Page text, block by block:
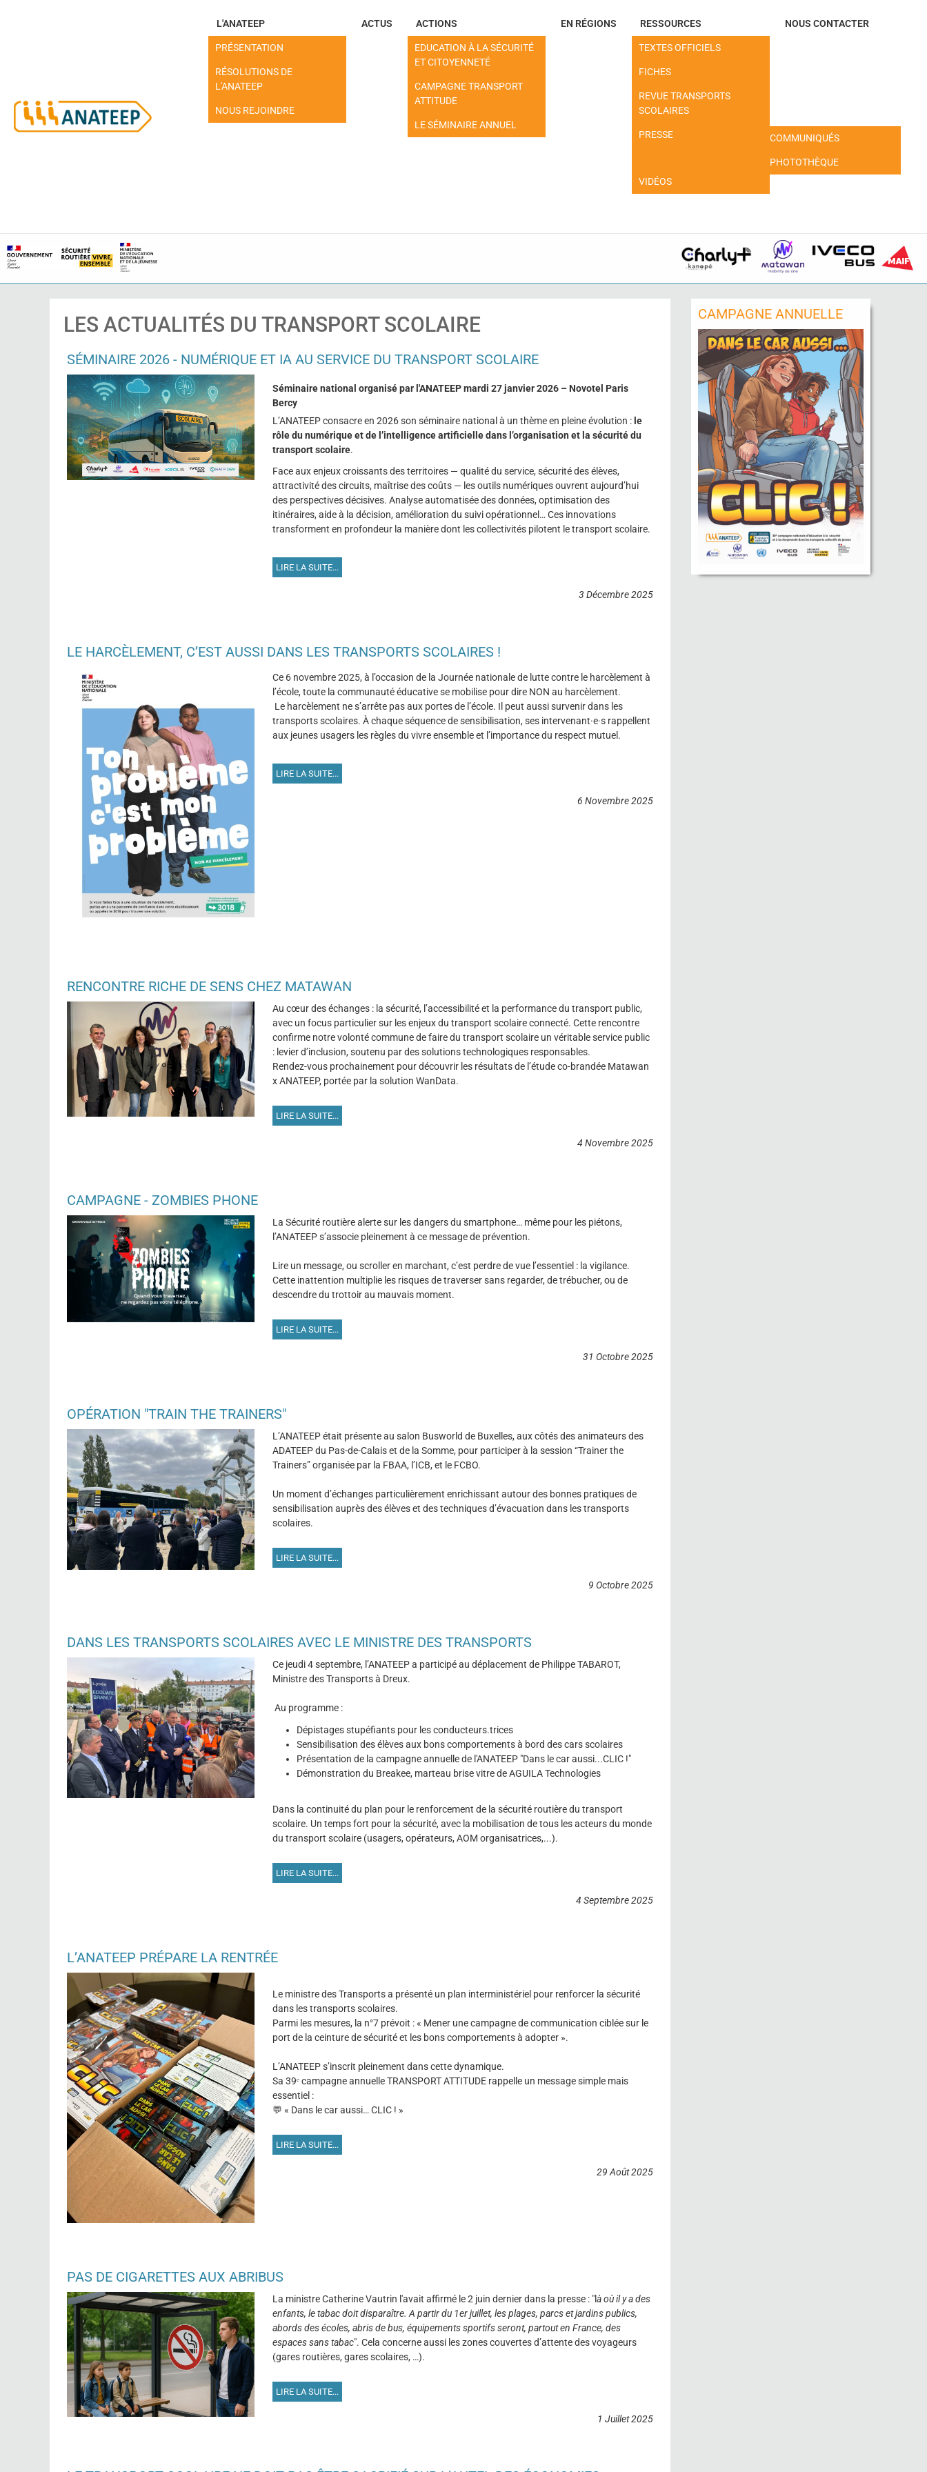
L'ANATEEP
PRÉSENTATION
RÉSOLUTIONS DE
L'ANATEEP
NOUS REJOINDRE
ACTUS ACTIONS
EDUCATION À LA SÉCURITÉ
ET CITOYENNETÉ
CAMPAGNE TRANSPORT
ATTITUDE
LE SÉMINAIRE ANNUEL
EN RÉGIONS RESSOURCES
TEXTES OFFICIELS
FICHES
REVUE TRANSPORTS
SCOLAIRES
PRESSE COMMUNIQUÉS
PHOTOTHÈQUE
VIDÉOS
NOUS CONTACTER
LES ACTUALITÉS DU TRANSPORT SCOLAIRE
SÉMINAIRE 2026 - NUMÉRIQUE ET IA AU SERVICE DU TRANSPORT SCOLAIRE
Séminaire national organisé par l'ANATEEP mardi 27 janvier 2026 – Novotel Paris
Bercy
L’ANATEEP consacre en 2026 son séminaire national à un thème en pleine évolution : le
rôle du numérique et de l’intelligence artificielle dans l’organisation et la sécurité du
transport scolaire.
Face aux enjeux croissants des territoires — qualité du service, sécurité des élèves,
attractivité des circuits, maîtrise des coûts — les outils numériques ouvrent aujourd’hui
des perspectives décisives. Analyse automatisée des données, optimisation des
itinéraires, aide à la décision, amélioration du suivi opérationnel… Ces innovations
transforment en profondeur la manière dont les collectivités pilotent le transport scolaire.
LIRE LA SUITE...
3 Décembre 2025
LE HARCÈLEMENT, C’EST AUSSI DANS LES TRANSPORTS SCOLAIRES !
Ce 6 novembre 2025, à l’occasion de la Journée nationale de lutte contre le harcèlement à
l’école, toute la communauté éducative se mobilise pour dire NON au harcèlement.
Le harcèlement ne s’arrête pas aux portes de l’école. Il peut aussi survenir dans les
transports scolaires. À chaque séquence de sensibilisation, ses intervenant·e·s rappellent
aux jeunes usagers les règles du vivre ensemble et l’importance du respect mutuel.
LIRE LA SUITE...
6 Novembre 2025
RENCONTRE RICHE DE SENS CHEZ MATAWAN
Au cœur des échanges : la sécurité, l’accessibilité et la performance du transport public,
avec un focus particulier sur les enjeux du transport scolaire connecté. Cette rencontre
confirme notre volonté commune de faire du transport scolaire un véritable service public
: levier d’inclusion, soutenu par des solutions technologiques responsables.
Rendez-vous prochainement pour découvrir les résultats de l’étude co-brandée Matawan
x ANATEEP, portée par la solution WanData.
LIRE LA SUITE...
4 Novembre 2025
CAMPAGNE - ZOMBIES PHONE
La Sécurité routière alerte sur les dangers du smartphone… même pour les piétons,
l’ANATEEP s’associe pleinement à ce message de prévention.
Lire un message, ou scroller en marchant, c’est perdre de vue l’essentiel : la vigilance.
Cette inattention multiplie les risques de traverser sans regarder, de trébucher, ou de
descendre du trottoir au mauvais moment.
LIRE LA SUITE...
31 Octobre 2025
OPÉRATION "TRAIN THE TRAINERS"
L’ANATEEP était présente au salon Busworld de Buxelles, aux côtés des animateurs des
ADATEEP du Pas-de-Calais et de la Somme, pour participer à la session “Trainer the
Trainers” organisée par la FBAA, l’ICB, et le FCBO.
Un moment d’échanges particulièrement enrichissant autour des bonnes pratiques de
sensibilisation auprès des élèves et des techniques d’évacuation dans les transports
scolaires.
LIRE LA SUITE...
9 Octobre 2025
DANS LES TRANSPORTS SCOLAIRES AVEC LE MINISTRE DES TRANSPORTS
Ce jeudi 4 septembre, l’ANATEEP a participé au déplacement de Philippe TABAROT,
Ministre des Transports à Dreux.
Au programme :
Dépistages stupéfiants pour les conducteurs.trices
Sensibilisation des élèves aux bons comportements à bord des cars scolaires
Présentation de la campagne annuelle de l'ANATEEP "Dans le car aussi...CLIC !"
Démonstration du Breakee, marteau brise vitre de AGUILA Technologies
Dans la continuité du plan pour le renforcement de la sécurité routière du transport
scolaire. Un temps fort pour la sécurité, avec la mobilisation de tous les acteurs du monde
du transport scolaire (usagers, opérateurs, AOM organisatrices,...).
LIRE LA SUITE...
4 Septembre 2025
L’ANATEEP PRÉPARE LA RENTRÉE
Le ministre des Transports a présenté un plan interministériel pour renforcer la sécurité
dans les transports scolaires.
Parmi les mesures, la n°7 prévoit : « Mener une campagne de communication ciblée sur le
port de la ceinture de sécurité et les bons comportements à adopter ».
L’ANATEEP s’inscrit pleinement dans cette dynamique.
Sa 39ᵉ campagne annuelle TRANSPORT ATTITUDE rappelle un message simple mais
essentiel :
💬 « Dans le car aussi… CLIC ! »
LIRE LA SUITE...
29 Août 2025
PAS DE CIGARETTES AUX ABRIBUS
La ministre Catherine Vautrin l'avait affirmé le 2 juin dernier dans la presse : "là où il y a des
enfants, le tabac doit disparaître. A partir du 1er juillet, les plages, parcs et jardins publics,
abords des écoles, abris de bus, équipements sportifs seront, partout en France, des
espaces sans tabac". Cela concerne aussi les zones couvertes d’attente des voyageurs
(gares routières, gares scolaires, …).
LIRE LA SUITE...
1 Juillet 2025
CAMPAGNE ANNUELLE